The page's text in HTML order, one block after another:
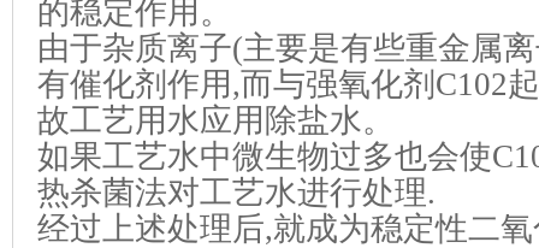
的稳定作用。
由于杂质离子(主要是有些重金属
有催化剂作用,而与强氧化剂C102
故工艺用水应用除盐水。
如果工艺水中微生物过多也会使
热杀菌法对工艺水进行处理.
经过上述处理后,就成为稳定性二